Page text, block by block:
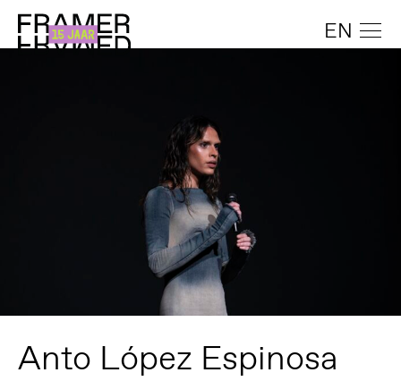
EN
Anto López Espinosa